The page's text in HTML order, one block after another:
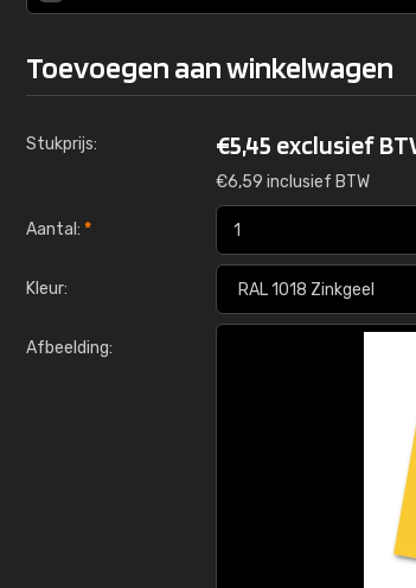
Toevoegen aan winkelwagen
Stukprijs: €5,45 exclusief
€6,59 inclusief BTW
Aantal: *
Kleur:
Afbeelding: